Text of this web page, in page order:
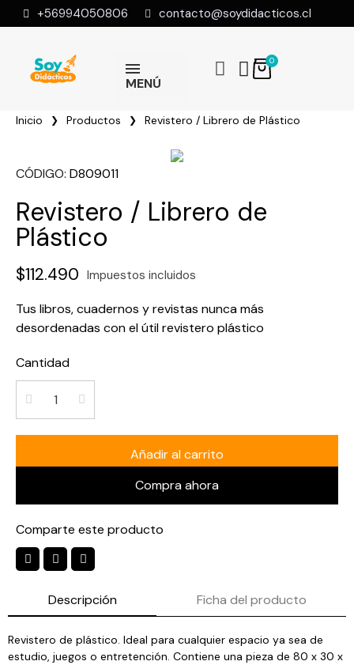
+56994050806 contacto@soydidacticos.cl
MENÚ
Inicio Productos Revistero / Librero de Plástico
CÓDIGO D809011
Revistero / Librero de
Plástico
$112.490 Impuestos incluidos
Tus libros, cuadernos y revistas nunca más
desordenadas con el útil revistero plástico
Cantidad
Añadir al carrito
Compra ahora
Comparte este producto
Descripción Ficha del producto
Revistero de plástico. Ideal para cualquier espacio ya sea de
estudio, juegos o entretención. Contiene una pieza de 80 x 30 x